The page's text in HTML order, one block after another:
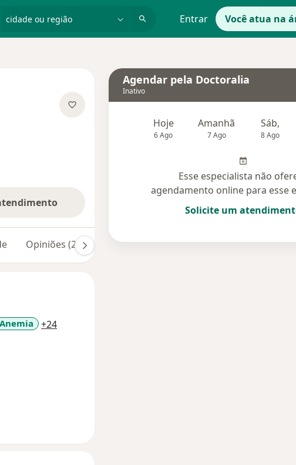
Entrar Você atua na
Opiniões (22) Dúvidas respondidas (4)
Anemia +24a11y_sr_more_diseases
Agendar pela Doctoralia
Inativo
Hoje
6 Ago
Amanhã
7 Ago
Sáb,
8 Ago
Esse especialista não
agendamento online para esse
Solicite um